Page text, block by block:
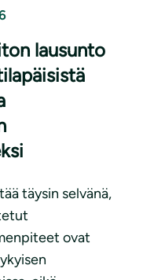
lausunto
täysin selvänä,
ovat